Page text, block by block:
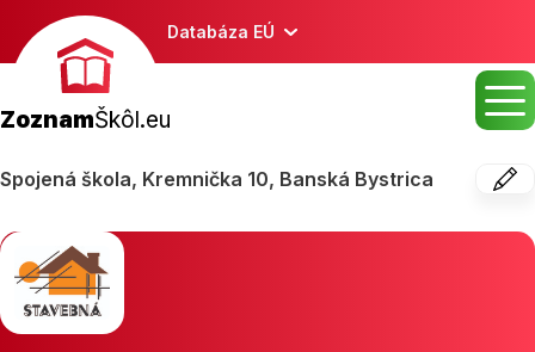
Databáza EÚ
ZoznamŠkôl.eu
Spojená škola, Kremnička 10, Banská Bystrica